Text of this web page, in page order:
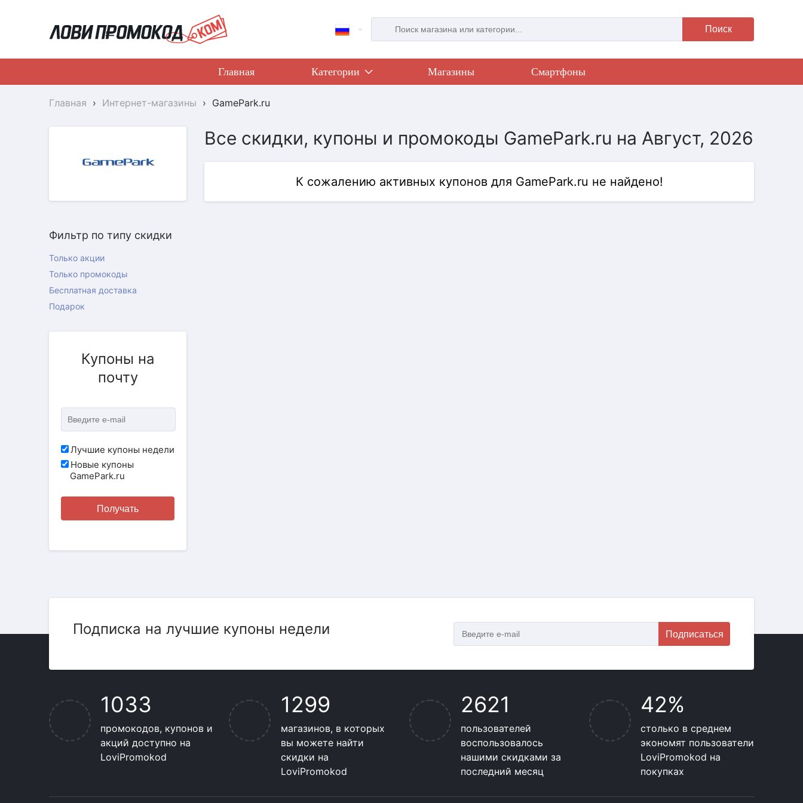
Поиск
Главная Категории Магазины Смартфоны
Главная › Интернет-магазины › GamePark.ru
Все скидки, купоны и промокоды GamePark.ru на Август, 2026
Фильтр по типу скидки
Только акции
Только промокоды
Бесплатная доставка
Подарок
Купоны на
почту
Лучшие купоны недели
Новые купоны
GamePark.ru
Получать
К сожалению активных купонов для GamePark.ru не найдено!
Подписка на лучшие купоны недели Подписаться
1033
промокодов, купонов и
акций доступно на
LoviPromokod
1299
магазинов, в которых
вы можете найти
скидки на
LoviPromokod
2621
пользователей
воспользовалось
нашими скидками за
последний месяц
42%
столько в среднем
экономят пользователи
LoviPromokod на
покупках